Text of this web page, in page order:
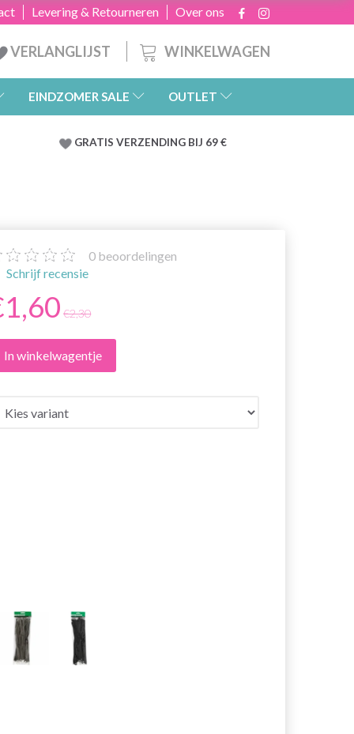
Over ons
Levering & Retourneren
WINKELWAGEN
VERLANGLIJST
EINDZOMER SALE OUTLET
GRATIS VERZENDING BIJ 69 €
0 beoordelingen
Schrijf recensie
€2,30
In winkelwagentje